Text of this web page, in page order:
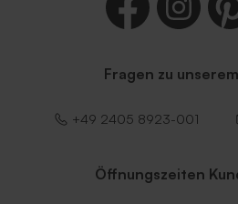
Fragen zu
+49 2405 8923-001
Öffnungszeiten